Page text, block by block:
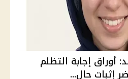
محمد: أوراق إجابة التظلم
إثبات حال...